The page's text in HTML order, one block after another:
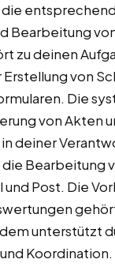
Bearbeitung
zu deinen
von
Die
von Akten
deiner
Bearbeitung
und Post. Die
unterstützt
Koordination.